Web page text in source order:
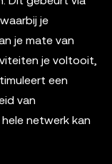
je
je mate van
je voltooit,
een
van
netwerk kan